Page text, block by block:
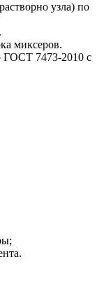
узла) по
миксеров.
ГОСТ 7473-2010 с